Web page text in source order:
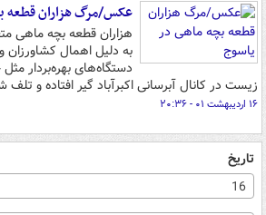
عکس/مرگ هزاران قطعه
هزاران قطعه بچه ماهی
به دلیل اهمال
دستگاه‌های بهره‌بردار
زیست در کانال آبرسانی اکبرآباد گیر افتاده و تلف
۱۶ اردیبهشت ۰۱ - ۲۰:۳۶
تاریخ
16